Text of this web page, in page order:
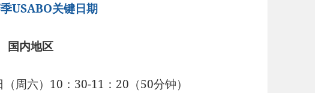
USABO关键日期
国内地区
周六）10：30-11：20（50分钟）